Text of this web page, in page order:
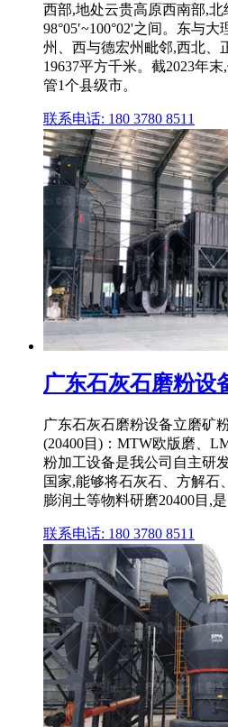
西部,地处云贵高原西南部,北
98°05′~100°02'之间。东与
州、西与德宏州毗邻,西北、
19637平方千米。截2023年
管1个县级市。
联系电话: 180 3780 8511
广东石灰石磨粉设
广东石灰石磨粉设备立磨矿
(20400目)：MTW欧版磨、
粉加工设备是我公司自主研
国家,能够将石灰石、方解石
膨润土等物料研磨20400目,是
联系电话: 180 3780 8511